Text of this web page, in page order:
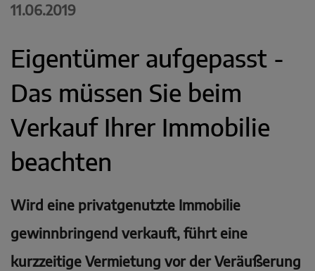
11.06.2019
Eigentümer aufgepasst -
Das müssen Sie beim
Verkauf Ihrer Immobilie
beachten
Wird eine privatgenutzte Immobilie
gewinnbringend verkauft, führt eine
kurzzeitige Vermietung vor der Veräußerung